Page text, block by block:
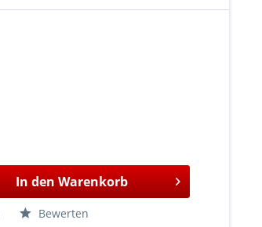
In den Warenkorb
Bewerten